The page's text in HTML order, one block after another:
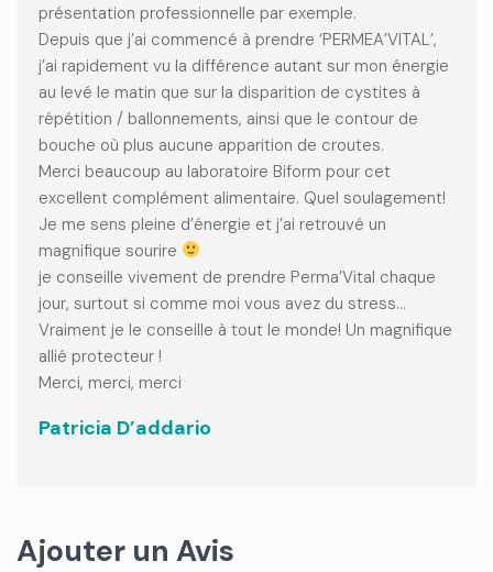
présentation professionnelle par exemple.
Depuis que j’ai commencé à prendre ‘PERMEA’VITAL’,
j’ai rapidement vu la différence autant sur mon énergie
au levé le matin que sur la disparition de cystites à
répétition / ballonnements, ainsi que le contour de
bouche où plus aucune apparition de croutes.
Merci beaucoup au laboratoire Biform pour cet
excellent complément alimentaire. Quel soulagement!
Je me sens pleine d’énergie et j’ai retrouvé un
magnifique sourire
je conseille vivement de prendre Perma’Vital chaque
jour, surtout si comme moi vous avez du stress…
Vraiment je le conseille à tout le monde! Un magnifique
allié protecteur !
Merci, merci, merci
Patricia D’addario
Ajouter un Avis